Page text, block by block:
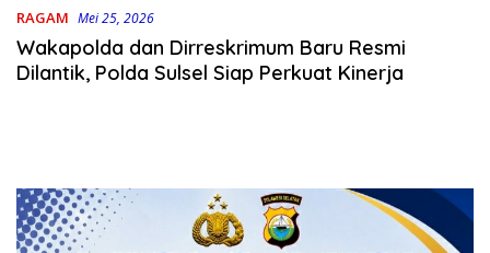
RAGAM Mei 25, 2026
Wakapolda dan Dirreskrimum Baru Resmi
Dilantik, Polda Sulsel Siap Perkuat Kinerja